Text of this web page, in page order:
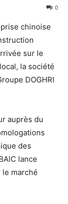
0
chinoise
sur le
la société
DOGHRI
auprès du
des
lance
marché